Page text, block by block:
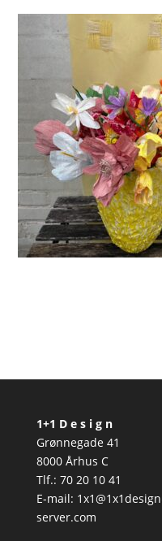
1+1 D e s i g n
Grønnegade 41
8000 Århus C
Tlf.: 70 20 10 41
E-mail:
server.com